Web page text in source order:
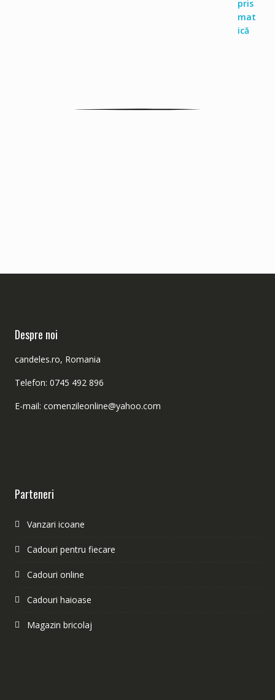
Despre noi
candeles.ro, Romania
Telefon: 0745 492 896
E-mail: comenzileonline@yahoo.com
Parteneri
Vanzari icoane
Cadouri pentru fiecare
Cadouri online
Cadouri haioase
Magazin bricolaj